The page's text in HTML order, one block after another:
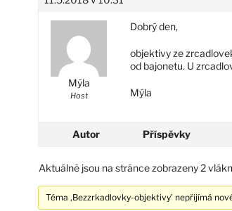
Mýla
Host
Dobrý den,
objektivy ze
od bajonetu. U
Mýla
Autor Příspěvky
Aktuálně jsou na stránce zobrazeny 2
Téma ‚Bezzrkadlovky-objektivy’ nepřijímá